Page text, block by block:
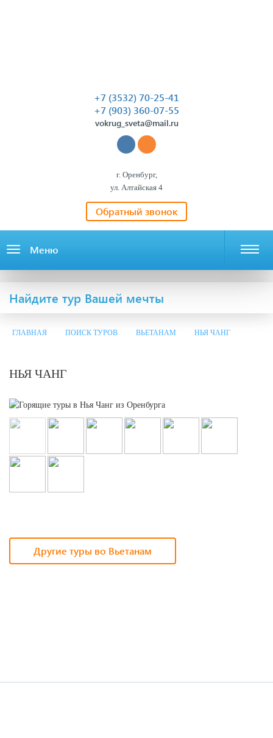
+7 (3532) 70-25-41
+7 (903) 360-07-55
vokrug_sveta@mail.ru
г. Оренбург,
ул. Алтайская 4
Обратный звонок
Меню
Найдите тур Вашей мечты
ГЛАВНАЯ ПОИСК ТУРОВ ВЬЕТАНАМ НЬЯ ЧАНГ
НЬЯ ЧАНГ
Другие туры во Вьетанам
Имя